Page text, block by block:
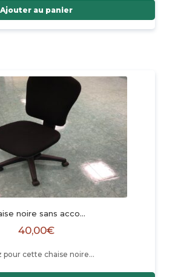
Ajouter au panier
noire sans acco…
40,00€
pour cette chaise noire…